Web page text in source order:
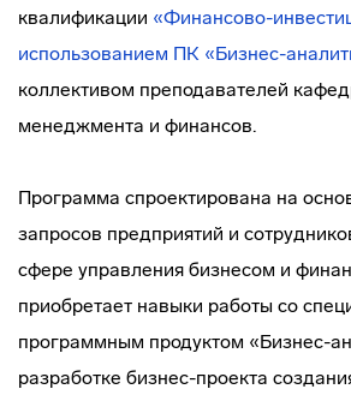
квалификации «Финансово-
использованием ПК «Бизнес-
коллективом преподавателей
менеджмента и финансов.
Программа спроектирована на
запросов предприятий и
сфере управления бизнесом и
приобретает навыки работы со
программным продуктом «Бизнес-
разработке бизнес-проекта